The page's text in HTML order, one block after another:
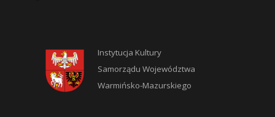
Instytucja Kultury
Samorządu Województwa
Warmińsko-Mazurskiego